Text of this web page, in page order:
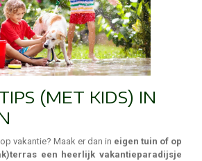
(MET KIDS) IN
vakantie? Maak er dan in eigen tuin of op
een heerlijk vakantieparadijsje